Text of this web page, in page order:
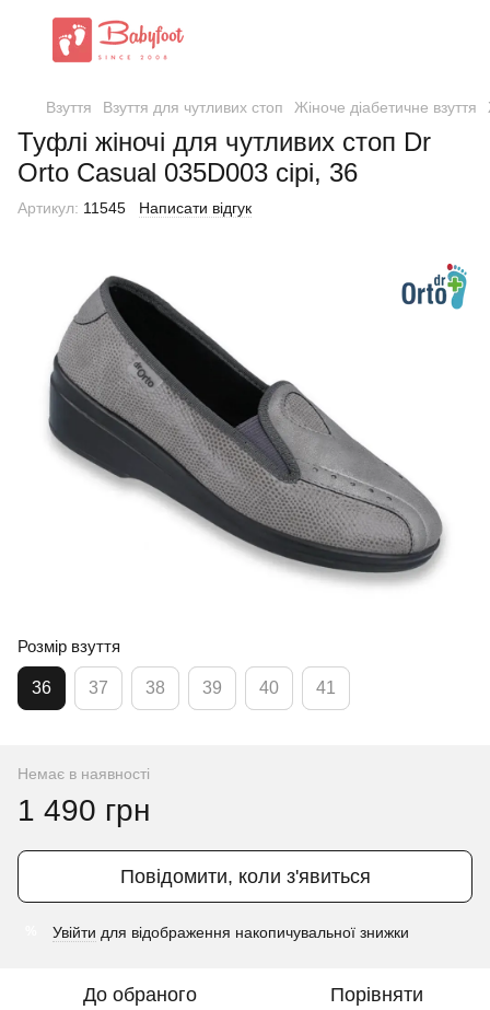
Взуття Взуття для чутливих стоп Жіноче діабетичне взуття
Туфлі жіночі для чутливих стоп Dr
Orto Casual 035D003 сірі, 36
Артикул: 11545 Написати відгук
Розмір взуття
36 37 38 39 40 41
Немає в наявності
1 490 грн
Повідомити, коли з'явиться
Увійти для відображення накопичувальної знижки
До обраного Порівняти